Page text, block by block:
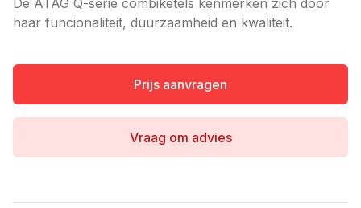
De ATAG Q-serie combiketels kenmerken zich door
haar funcionaliteit, duurzaamheid en kwaliteit.
Prijs aanvragen
Vraag om advies